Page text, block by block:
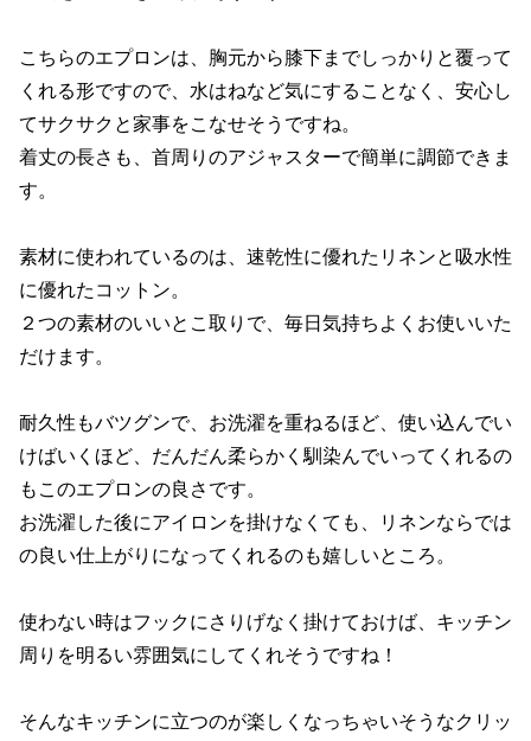
こちらのエプロンは、胸元から膝下までしっかりと覆って
くれる形ですので、水はねなど気にすることなく、安心し
てサクサクと家事をこなせそうですね。
着丈の長さも、首周りのアジャスターで簡単に調節できま
す。
素材に使われているのは、速乾性に優れたリネンと吸水性
に優れたコットン。
２つの素材のいいとこ取りで、毎日気持ちよくお使いいた
だけます。
耐久性もバツグンで、お洗濯を重ねるほど、使い込んでい
けばいくほど、だんだん柔らかく馴染んでいってくれるの
もこのエプロンの良さです。
お洗濯した後にアイロンを掛けなくても、リネンならでは
の良い仕上がりになってくれるのも嬉しいところ。
使わない時はフックにさりげなく掛けておけば、キッチン
周りを明るい雰囲気にしてくれそうですね！
そんなキッチンに立つのが楽しくなっちゃいそうなクリッ